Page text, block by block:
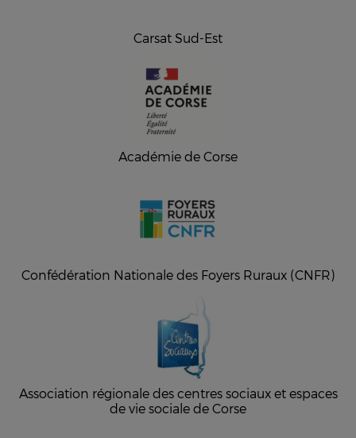
Carsat Sud-Est
Académie de Corse
Confédération Nationale des Foyers Ruraux (CNFR)
Association régionale des centres sociaux et espaces
de vie sociale de Corse